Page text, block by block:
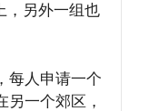
，另外一组也
人申请一个
一个郊区，